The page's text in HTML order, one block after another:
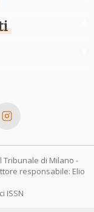
di Milano -
responsabile: Elio
ISSN